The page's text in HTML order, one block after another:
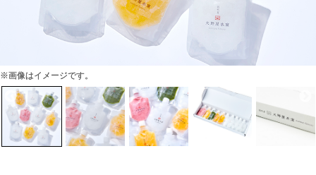
※画像はイメージです。